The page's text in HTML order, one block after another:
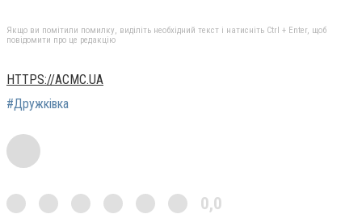
Якщо ви помітили помилку, виділіть необхідний текст і натисніть Ctrl + Enter, щоб
повідомити про це редакцію
HTTPS://ACMC.UA
#Дружківка
0,0